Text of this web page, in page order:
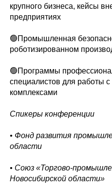
крупного бизнеса, кейсы
предприятиях
🟢Промышленная
роботизированном
🟢Программы
специалистов для работы
комплексами
Спикеры конференции
• Фонд развития
области
• Союз «Торгово-
Новосибирской области»